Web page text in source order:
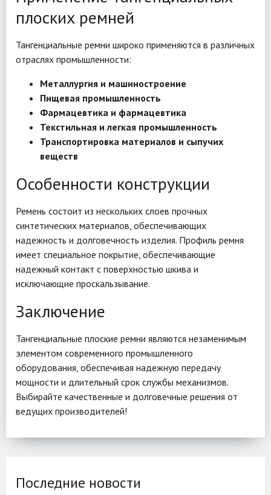
плоских ремней
Тангенциальные ремни широко применяются в различных
отраслях промышленности:
Металлургия и машиностроение
Пищевая промышленность
Фармацевтика и фармацевтика
Текстильная и легкая промышленность
Транспортировка материалов и сыпучих
веществ
Особенности конструкции
Ремень состоит из нескольких слоев прочных
синтетических материалов, обеспечивающих
надежность и долговечность изделия. Профиль ремня
имеет специальное покрытие, обеспечивающие
надежный контакт с поверхностью шкива и
исключающие проскальзывание.
Заключение
Тангенциальные плоские ремни являются незаменимым
элементом современного промышленного
оборудования, обеспечивая надежную передачу
мощности и длительный срок службы механизмов.
Выбирайте качественные и долговечные решения от
ведущих производителей!
Последние новости